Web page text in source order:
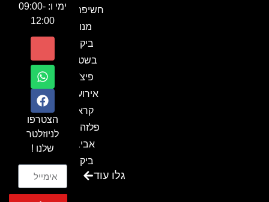
חשיפה- זיו
מנור
ביקור
בשטח-
פיצ'ר
אירועים
קראון
פלזה תל
אביב-
ביקור
בכנסגלו עוד
ימי ו: 09:00-
12:00
הצטרפו
לניוזלטר
שלנו !